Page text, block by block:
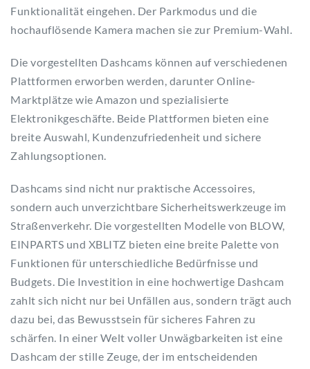
Funktionalität eingehen. Der Parkmodus und die
hochauflösende Kamera machen sie zur Premium-Wahl.
Die vorgestellten Dashcams können auf verschiedenen
Plattformen erworben werden, darunter Online-
Marktplätze wie Amazon und spezialisierte
Elektronikgeschäfte. Beide Plattformen bieten eine
breite Auswahl, Kundenzufriedenheit und sichere
Zahlungsoptionen.
Dashcams sind nicht nur praktische Accessoires,
sondern auch unverzichtbare Sicherheitswerkzeuge im
Straßenverkehr. Die vorgestellten Modelle von BLOW,
EINPARTS und XBLITZ bieten eine breite Palette von
Funktionen für unterschiedliche Bedürfnisse und
Budgets. Die Investition in eine hochwertige Dashcam
zahlt sich nicht nur bei Unfällen aus, sondern trägt auch
dazu bei, das Bewusstsein für sicheres Fahren zu
schärfen. In einer Welt voller Unwägbarkeiten ist eine
Dashcam der stille Zeuge, der im entscheidenden